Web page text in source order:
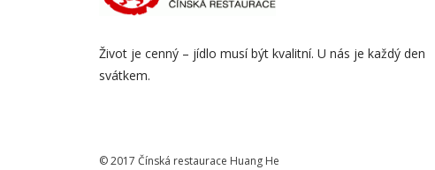
Život je cenný – jídlo musí být kvalitní. U nás je každý den
svátkem.
© 2017 Čínská restaurace Huang He